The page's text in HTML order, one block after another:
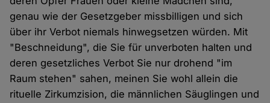
genau wie der Gesetzgeber missbilligen und sich
über ihr Verbot niemals hinwegsetzen würden. Mit
"Beschneidung", die Sie für unverboten halten und
deren gesetzliches Verbot Sie nur drohend "im
Raum stehen" sahen, meinen Sie wohl allein die
rituelle Zirkumzision, die männlichen Säuglingen und